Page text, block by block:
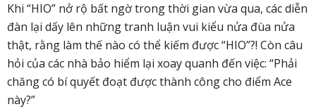
Khi “HIO” nở rộ bất ngờ trong thời gian vừa qua, các diễn
đàn lại dấy lên những tranh luận vui kiểu nửa đùa nửa
thật, rằng làm thế nào có thể kiếm được “HIO”?! Còn câu
hỏi của các nhà bảo hiểm lại xoay quanh đến việc: “Phải
chăng có bí quyết đoạt được thành công cho điểm Ace
này?”